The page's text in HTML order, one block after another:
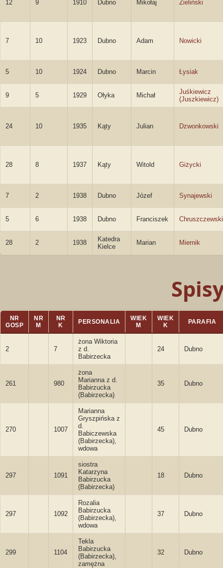
12 9 1910 Dubno Mikołaj Zieliński
7 10 1923 Dubno Adam Nowicki
5 10 1924 Dubno Marcin Łysiak
9 5 1929 Ołyka Michał
Juśkiewicz
(Juszkiewicz)
24 10 1935 Kąty Julian Dzwonkowski
28 8 1937 Kąty Witold Giżycki
7 2 1938 Dubno Józef Synajewski
5 6 1938 Dubno Franciszek Chruszczewski
28 2 1938
Katedra
Kielce
Marian Miernik
NR
GOSP
NR
M
NR
K
PERSONALIA
WIEK
M
WIEK
K
PARAFIA
2 7
żona Wiktoria
z d.
Babirzecka
24 Dubno
261 980
żona
Marianna z d.
Babirzucka
(Babirzecka)
35 Dubno
270 1007
Marianna
Gryszpińska z
d.
Babiczewska
(Babirzecka),
wdowa
45 Dubno
297 1091
siostra
Katarzyna
Babirzucka
(Babirzecka)
18 Dubno
297 1092
Rozalia
Babirzucka
(Babirzecka),
wdowa
37 Dubno
299 1104
Tekla
Babirzucka
(Babirzecka),
zamężna
32 Dubno